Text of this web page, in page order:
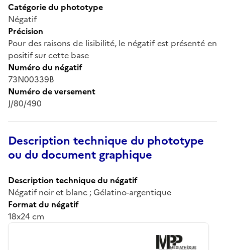
Catégorie du phototype
Négatif
Précision
Pour des raisons de lisibilité, le négatif est présenté en
positif sur cette base
Numéro du négatif
73N00339B
Numéro de versement
J/80/490
Description technique du phototype
ou du document graphique
Description technique du négatif
Négatif noir et blanc ; Gélatino-argentique
Format du négatif
18x24 cm